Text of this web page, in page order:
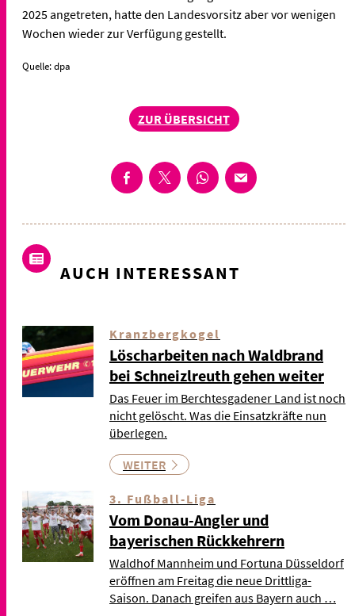
2025 angetreten, hatte den Landesvorsitz aber vor wenigen
Wochen wieder zur Verfügung gestellt.
Quelle: dpa
ZUR ÜBERSICHT
AUCH INTERESSANT
Kranzbergkogel
Löscharbeiten nach Waldbrand
bei Schneizlreuth gehen weiter
Das Feuer im Berchtesgadener Land ist noch
nicht gelöscht. Was die Einsatzkräfte nun
überlegen.
WEITER
3. Fußball-Liga
Vom Donau-Angler und
bayerischen Rückkehrern
Waldhof Mannheim und Fortuna Düsseldorf
eröffnen am Freitag die neue Drittliga-
Saison. Danach greifen aus Bayern auch …